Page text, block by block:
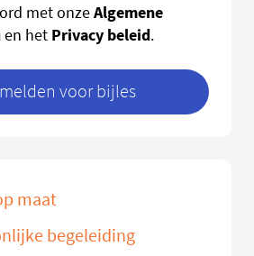
met onzeAlgemene
en het Privacy beleid.
voor bijles
maat
begeleiding